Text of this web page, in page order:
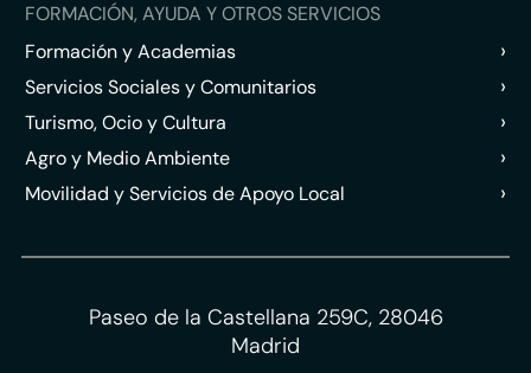
FORMACIÓN, AYUDA Y OTROS SERVICIOS
Formación y Academias
›
Servicios Sociales y Comunitarios ›
Turismo, Ocio y Cultura ›
Agro y Medio Ambiente ›
Movilidad y Servicios de Apoyo Local ›
Paseo de la Castellana 259C, 28046
Madrid